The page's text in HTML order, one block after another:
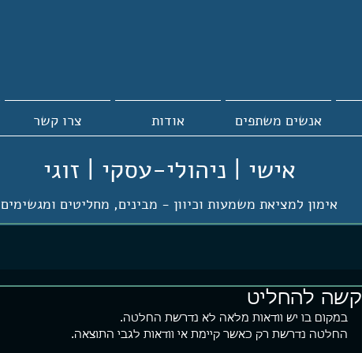
אנשים משתפים אודות צרו קשר
אישי | ניהולי-עסקי | זוגי
אימון למציאת משמעות וכיוון - מבינים, מחליטים ומגשימים
קשה להחליט
במקום בו יש וודאות מלאה לא נדרשת החלטה.
החלטה נדרשת רק כאשר קיימת אי וודאות לגבי התוצאה.